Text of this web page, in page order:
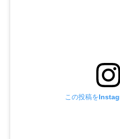
この投稿を